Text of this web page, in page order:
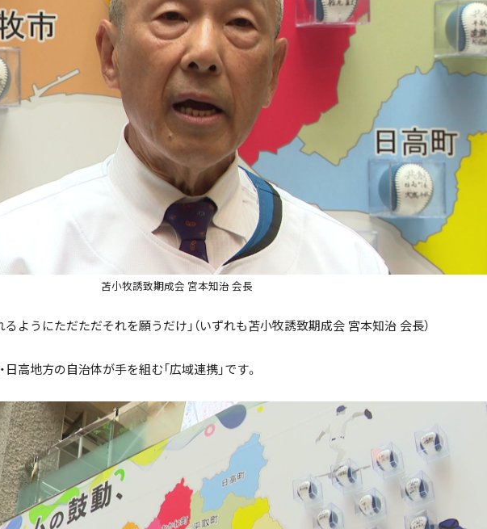
苫小牧誘致期成会 宮本知治 会長
ようにただただそれを願うだけ」（いずれも苫小牧誘致期成会 宮本知治 会長）
高地方の自治体が手を組む「広域連携」です。